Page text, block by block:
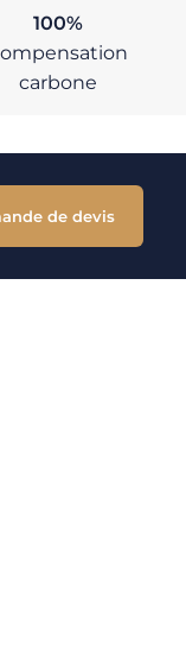
100%
carbone
de devis